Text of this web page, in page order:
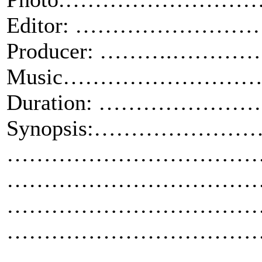
Editor:
Producer:
Duration: